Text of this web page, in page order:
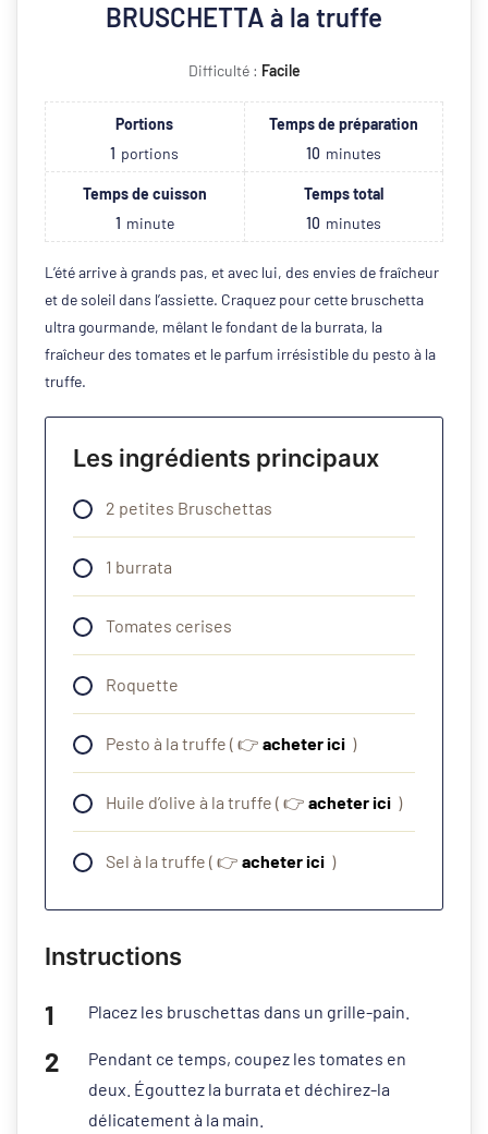
BRUSCHETTA à la truffe
Difficulté : Facile
Portions
1 portions
Temps de préparation
10 minutes
Temps de cuisson
1 minute
Temps total
10 minutes
L’été arrive à grands pas, et avec lui, des envies de fraîcheur
et de soleil dans l’assiette. Craquez pour cette bruschetta
ultra gourmande, mêlant le fondant de la burrata, la
fraîcheur des tomates et le parfum irrésistible du pesto à la
truffe.
Les ingrédients principaux
2 petites Bruschettas
1 burrata
Tomates cerises
Roquette
Pesto à la truffe ( 👉 acheter ici )
Huile d’olive à la truffe ( 👉 acheter ici )
Sel à la truffe ( 👉 acheter ici )
Instructions
Placez les bruschettas dans un grille-pain.
Pendant ce temps, coupez les tomates en
deux. Égouttez la burrata et déchirez-la
délicatement à la main.